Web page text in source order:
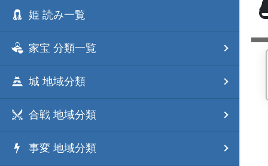
姫 読み一覧
家宝 分類一覧
城 地域分類
合戦 地域分類
事変 地域分類